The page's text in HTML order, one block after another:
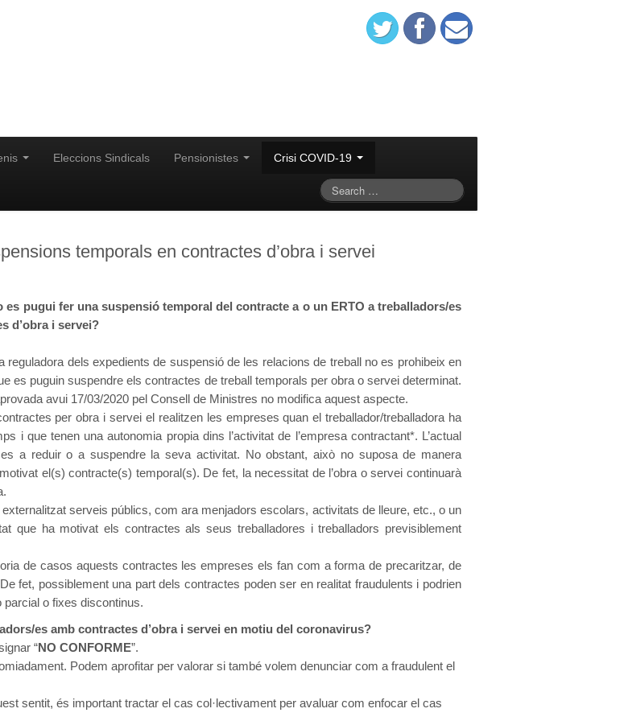
Eleccions Sindicals Pensionistes Crisi COVID-19
temporals en contractes d’obra i servei
es pugui fer una suspensió temporal del contracte a o un ERTO a treballadors/es
d’obra i servei?
reguladora dels expedients de suspensió de les relacions de treball no es prohibeix en
es puguin suspendre els contractes de treball temporals per obra o servei determinat.
avui 17/03/2020 pel Consell de Ministres no modifica aquest aspecte.
per obra i servei el realitzen les empreses quan el treballador/treballadora ha
i que tenen una autonomia propia dins l’activitat de l’empresa contractant*. L’actual
a reduir o a suspendre la seva activitat. No obstant, això no suposa de manera
el(s) contracte(s) temporal(s). De fet, la necessitat de l’obra o servei continuarà
serveis públics, com ara menjadors escolars, activitats de lleure, etc., o un
que ha motivat els contractes als seus treballadores i treballadors previsiblement
de casos aquests contractes les empreses els fan com a forma de precaritzar, de
fet, possiblement una part dels contractes poden ser en realitat fraudulents i podrien
o fixes discontinus.
es amb contractes d’obra i servei en motiu del coronavirus?
“NO CONFORME”.
Podem aprofitar per valorar si també volem denunciar com a fraudulent el
sentit, és important tractar el cas col·lectivament per avaluar com enfocar el cas